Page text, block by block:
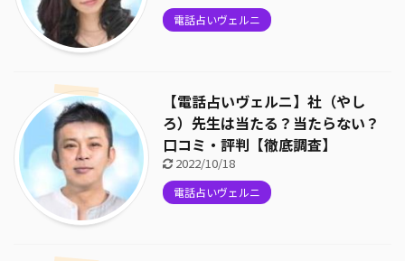
電話占いヴェルニ
【電話占いヴェルニ】社（やし
ろ）先生は当たる？当たらない？
口コミ・評判【徹底調査】
2022/10/18
電話占いヴェルニ